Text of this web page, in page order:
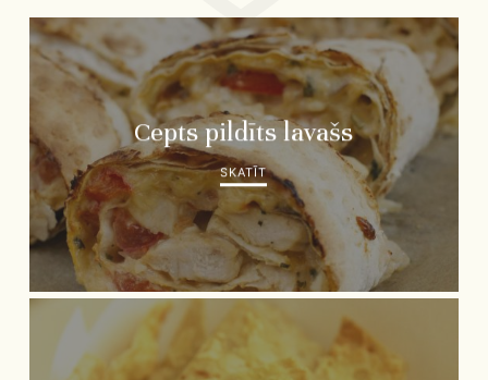
Cepts pildīts lavašs
SKATĪT